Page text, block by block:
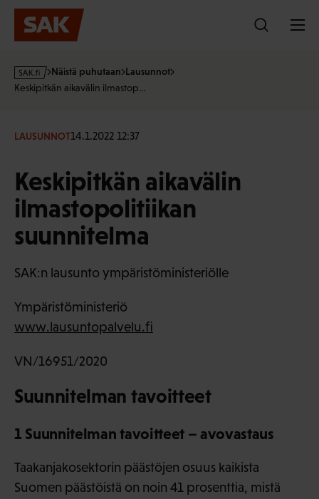
Hyppää
sisältöön
s
a
f
Näistä puhutaan Lausunnot
Keskipitkän aikavälin ilmastop…
LAUSUNNOT14.1.2022 12:37
Keskipitkän aikavälin
ilmastopolitiikan
suunnitelma
SAK:n lausunto ympäristöministeriölle
Ympäristöministeriö
www.lausuntopalvelu.fi
VN/16951/2020
Suunnitelman tavoitteet
1 Suunnitelman tavoitteet – avovastaus
Taakanjakosektorin päästöjen osuus kaikista
Suomen päästöistä on noin 41 prosenttia, mistä